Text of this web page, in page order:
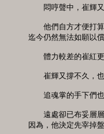
悶哼聲中，崔輝又
他們自方才便打算
迄今仍然無法如願以
體力較差的崔紅更
崔輝又撐不久，也
追魂掌的手下們也
遠處卻已布妥層層
因為，他決定先宰掉